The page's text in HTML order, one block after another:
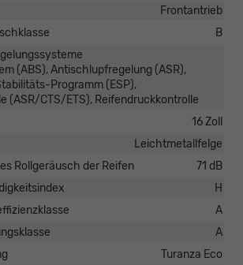
Frontantrieb
B
(ABS), Antischlupfregelung (ASR),
Programm (ESP),
(ASR/CTS/ETS), Reifendruckkontrolle
16 Zoll
Leichtmetallfelge
Rollgeräusch der Reifen
71 dB
H
A
A
Turanza Eco